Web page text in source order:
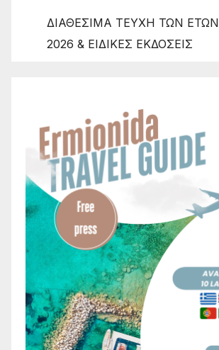
ΔΙΑΘΕΣΙΜΑ ΤΕΥΧΗ ΤΩΝ ΕΤΩΝ
2026 & ΕΙΔΙΚΕΣ ΕΚΔΟΣΕΙΣ